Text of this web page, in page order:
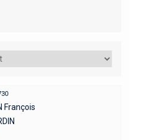
François